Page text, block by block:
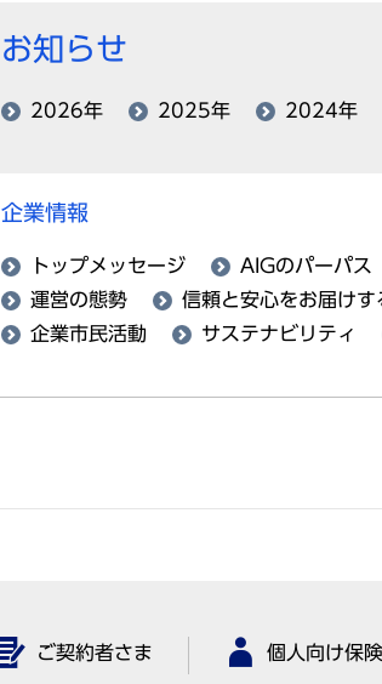
お知らせ
2026年 2025年 2024年
企業情報
トップメッセージ AIGのパーパス
運営の態勢
信頼と安心をお届けす
企業市民活動
サステナビリティ
ご契約者さま 個人向け保険